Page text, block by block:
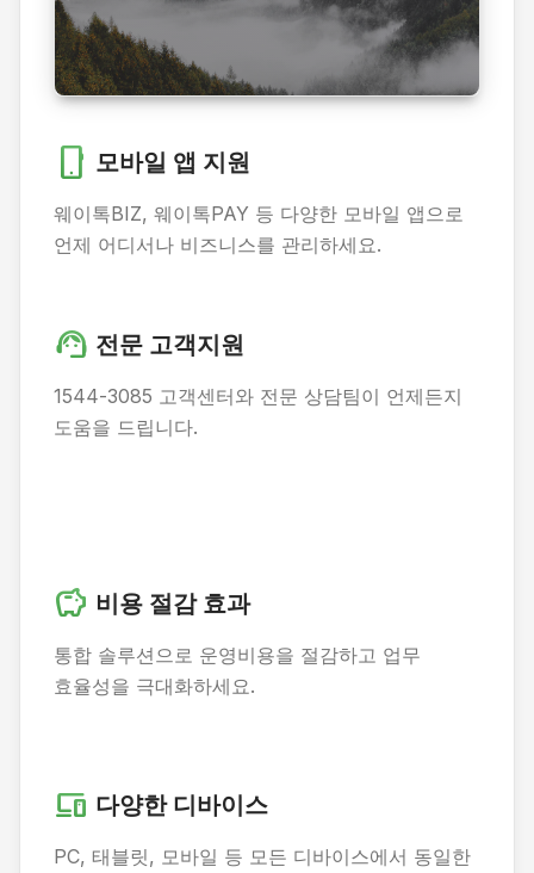
phone_android 모바일 앱 지원
웨이톡BIZ, 웨이톡PAY 등 다양한 모바일 앱으로
언제 어디서나 비즈니스를 관리하세요.
support_agent 전문 고객지원
1544-3085 고객센터와 전문 상담팀이 언제든지
도움을 드립니다.
savings 비용 절감 효과
통합 솔루션으로 운영비용을 절감하고 업무
효율성을 극대화하세요.
devices 다양한 디바이스
PC, 태블릿, 모바일 등 모든 디바이스에서 동일한